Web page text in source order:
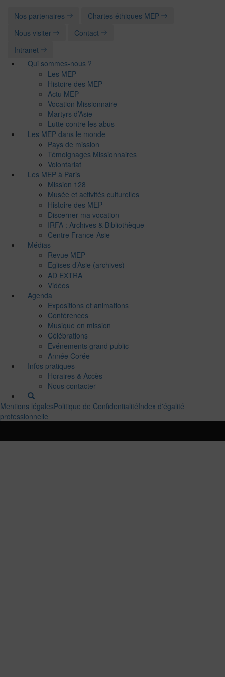
Nos partenaires
Chartes éthiques MEP
Nous visiter
Contact
Intranet
Qui sommes-nous ?
Les MEP
Histoire des MEP
Actu MEP
Vocation Missionnaire
Martyrs d’Asie
Lutte contre les abus
Les MEP dans le monde
Pays de mission
Témoignages Missionnaires
Volontariat
Les MEP à Paris
Mission 128
Musée et activités culturelles
Histoire des MEP
Discerner ma vocation
IRFA : Archives & Bibliothèque
Centre France-Asie
Médias
Revue MEP
Eglises d’Asie (archives)
AD EXTRA
Vidéos
Agenda
Expositions et animations
Conférences
Musique en mission
Célébrations
Evénements grand public
Année Corée
Infos pratiques
Horaires & Accès
Nous contacter
Mentions légalesPolitique de ConfidentialitéIndex d'égalité
professionnelle